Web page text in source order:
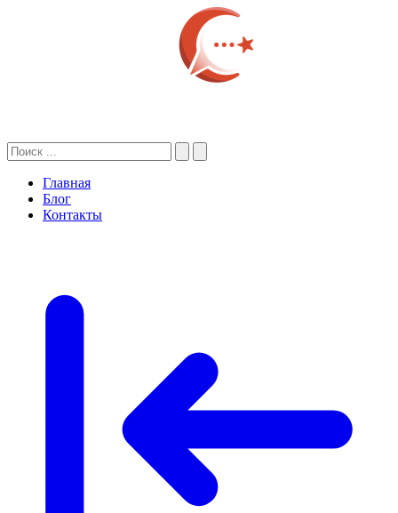
Главная
Блог
Контакты